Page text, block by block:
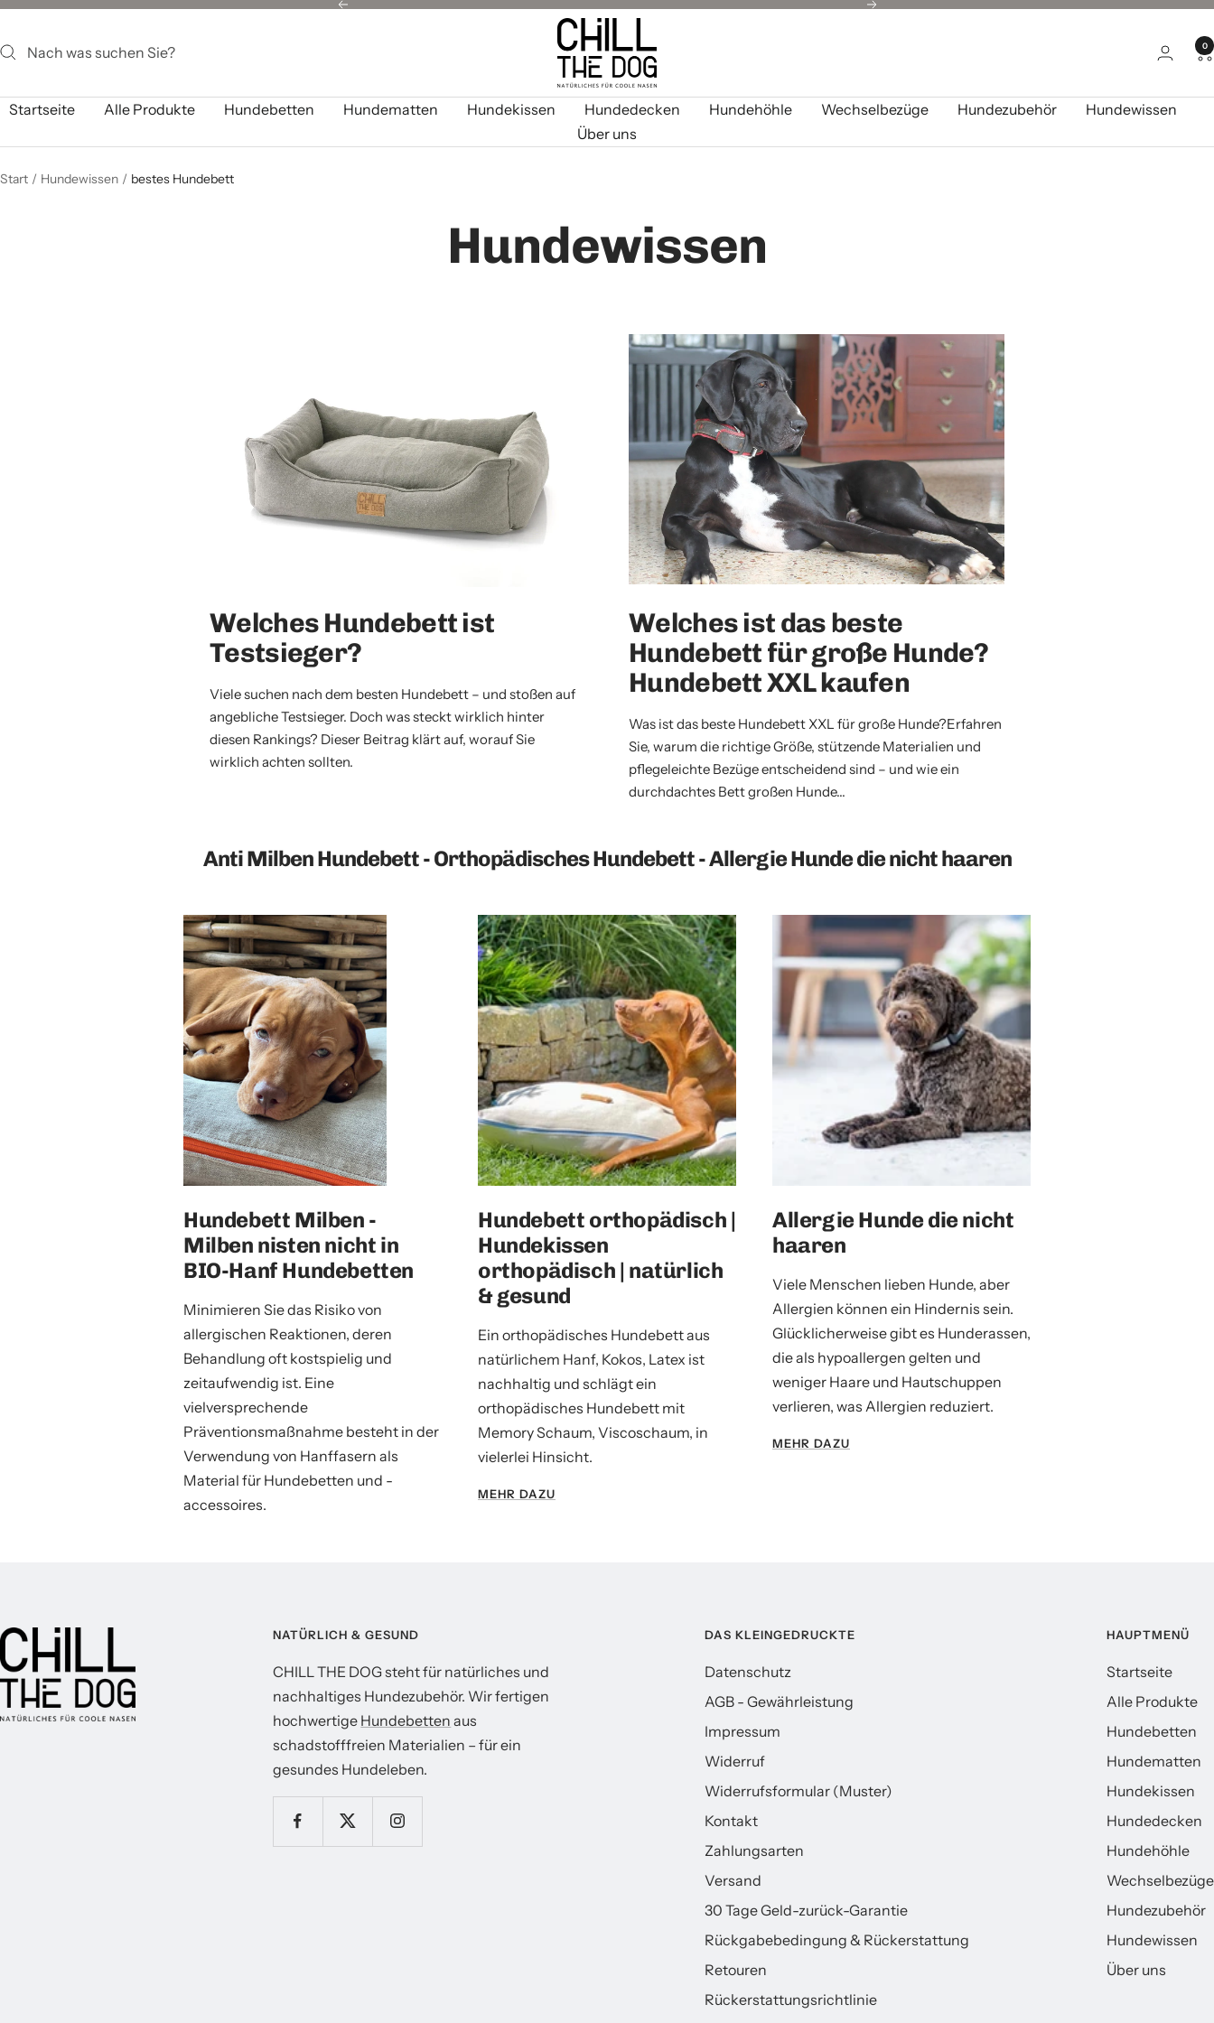
Direkt
Inhalt
Zurück
Weiter
CHILL
THE
DOG®
0
Startseite Alle Produkte Hundebetten Hundematten Hundekissen Hundedecken Hundehöhle Wechselbezüge Hundezubehör
Hundewissen
Über uns
Start Hundewissen bestes Hundebett
Hundewissen
Welches Hundebett ist
Testsieger?
Viele suchen nach dem besten Hundebett – und stoßen auf
angebliche Testsieger. Doch was steckt wirklich hinter
diesen Rankings? Dieser Beitrag klärt auf, worauf Sie
wirklich achten sollten.
Welches ist das beste
Hundebett für große Hunde?
Hundebett XXL kaufen
Was ist das beste Hundebett XXL für große Hunde?Erfahren
Sie, warum die richtige Größe, stützende Materialien und
pflegeleichte Bezüge entscheidend sind – und wie ein
durchdachtes Bett großen Hunde...
Anti Milben Hundebett - Orthopädisches Hundebett - Allergie Hunde die nicht haaren
Hundebett Milben -
Milben nisten nicht in
BIO-Hanf Hundebetten
Minimieren Sie das Risiko von
allergischen Reaktionen, deren
Behandlung oft kostspielig und
zeitaufwendig ist. Eine
vielversprechende
Präventionsmaßnahme besteht in der
Verwendung von Hanffasern als
Material für Hundebetten und -
accessoires.
Hundebett orthopädisch |
Hundekissen
orthopädisch | natürlich
& gesund
Ein orthopädisches Hundebett aus
natürlichem Hanf, Kokos, Latex ist
nachhaltig und schlägt ein
orthopädisches Hundebett mit
Memory Schaum, Viscoschaum, in
vielerlei Hinsicht.
MEHR DAZU
Allergie Hunde die nicht
haaren
Viele Menschen lieben Hunde, aber
Allergien können ein Hindernis sein.
Glücklicherweise gibt es Hunderassen,
die als hypoallergen gelten und
weniger Haare und Hautschuppen
verlieren, was Allergien reduziert.
MEHR DAZU
NATÜRLICH & GESUND
CHILL THE DOG steht für natürliches und
nachhaltiges Hundezubehör. Wir fertigen
hochwertige Hundebetten aus
schadstofffreien Materialien – für ein
gesundes Hundeleben.
DAS KLEINGEDRUCKTE
Datenschutz
AGB - Gewährleistung
Impressum
Widerruf
Widerrufsformular (Muster)
Kontakt
Zahlungsarten
Versand
30 Tage Geld-zurück-Garantie
Rückgabebedingung & Rückerstattung
Retouren
Rückerstattungsrichtlinie
HAUPTMENÜ
Startseite
Alle Produkte
Hundebetten
Hundematten
Hundekissen
Hundedecken
Hundehöhle
Wechselbezüge
Hundezubehör
Hundewissen
Über uns